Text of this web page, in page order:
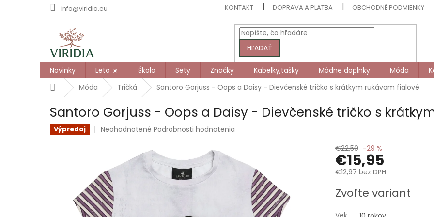
na
info@viridia.eu KONTAKT DOPRAVA A PLATBA OBCHODNÉ PODMIENKY
HĽADAŤ
Novinky Leto ☀️ Škola Sety Značky Kabelky,tašky Módne doplnky Móda
DomovMóda Tričká Santoro Gorjuss - Oops a Daisy - Dievčenské tričko s krátkym rukávom fialové
Santoro Gorjuss - Oops a Daisy - Dievčenské tričko s
Výpredaj
Priemerné
z
5
hviezdičiek.
Neohodnotené Podrobnosti hodnotenia
€22,50 –29 %
€15,95
€12,97 bez DPH
cena:
Zvoľte variant